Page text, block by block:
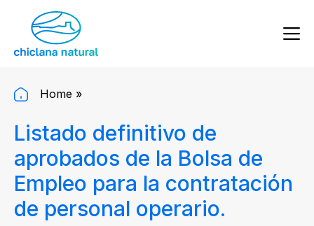
Home »
Listado definitivo de
aprobados de la Bolsa de
Empleo para la contratación
de personal operario.